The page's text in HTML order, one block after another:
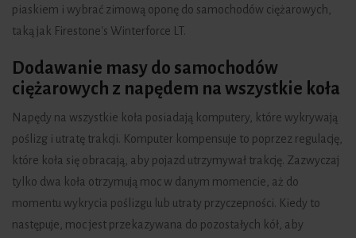
piaskiem i wybrać zimową oponę do samochodów ciężarowych,
taką jak Firestone's Winterforce LT.
Dodawanie masy do samochodów
ciężarowych z napędem na wszystkie koła
Napędy na wszystkie koła posiadają komputery, które wykrywają
poślizg i utratę trakcji. Komputer kompensuje to poprzez regulację,
które koła się obracają, aby pojazd utrzymywał trakcję. Zazwyczaj
tylko dwa koła otrzymują moc w danym momencie, aż do
momentu wykrycia poślizgu lub utraty przyczepności. Kiedy to
następuje, moc jest przekazywana do pozostałych kół, aby